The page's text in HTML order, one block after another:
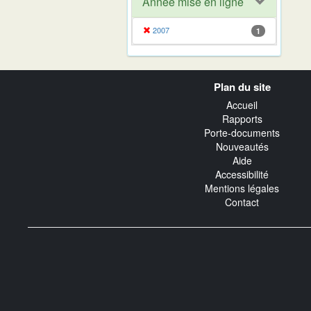
2007 1
Plan du site
Accueil
Rapports
Porte-documents
Nouveautés
Aide
Accessibilité
Mentions légales
Contact